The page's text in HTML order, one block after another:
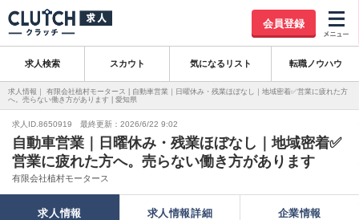
会員登録
求人検索 スカウト 気になるリスト 転職ノウハウ
求人情報｜ 有限会社植村モータース | 自動車営業｜日曜休み・残業ほぼなし｜地域密着✅営業に疲れた方
へ。売らない働き方があります | 愛知県
求人ID.8650919 最終更新：2026/6/22 9:02
自動車営業｜日曜休み・残業ほぼなし｜地域密着✅
営業に疲れた方へ。売らない働き方があります
有限会社植村モータース
求人情報 求人情報詳細 企業情報